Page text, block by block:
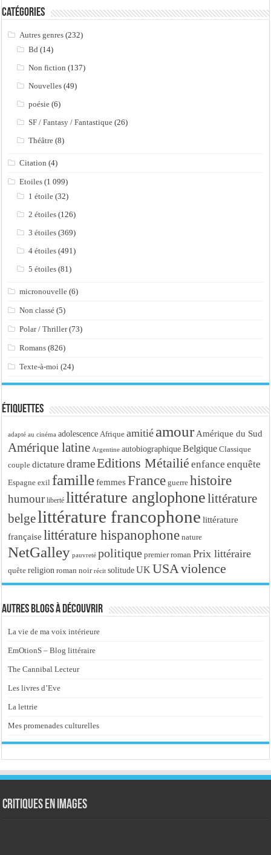
Catégories
Autres genres (232)
Bd (14)
Non fiction (137)
Nouvelles (49)
poésie (6)
SF / Fantasy / Fantastique (26)
Théâtre (8)
Citation (4)
Etoiles (1 099)
1 étoile (32)
2 étoiles (126)
3 étoiles (369)
4 étoiles (491)
5 étoiles (81)
micronouvelle (6)
Non classé (5)
Polar / Thriller(73)
Romans (826)
Texte-à-moi (24)
Étiquettes
adapté au cinéma adolescence Afrique amitié amour Amérique du Sud
Amérique latine Argentine autobiographique Belgique Classique
couple dictature drameEditions Métailié enfance enquête
Espagne exil famille femmes France guerre histoire
humour liberté littérature anglophonelittérature
belgelittérature francophone littérature
française littérature hispanophone nature
NetGalley pauvreté politique premier roman Prix littéraire
quête religion roman noir récit solitude UK USAviolence
Autres blogs à découvrir
La vie de ma voix intérieure
EmOtionS – Blog littéraire
The Cannibal Lecteur
Les livres d’Eve
La lettrie
Mes promenades culturelles
Critiques en images